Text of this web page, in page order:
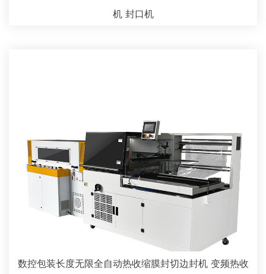
机 封口机
数控包装长度无限全自动热收缩膜封切边封机 变频热收